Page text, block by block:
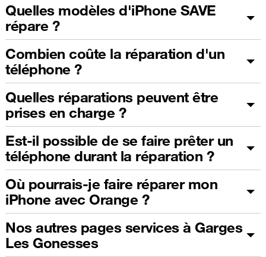
Quelles modèles d'iPhone SAVE
répare ?
Combien coûte la réparation d'un
téléphone ?
Quelles réparations peuvent être
prises en charge ?
Est-il possible de se faire prêter un
téléphone durant la réparation ?
Où pourrais-je faire réparer mon
iPhone avec Orange ?
Nos autres pages services à Garges
Les Gonesses